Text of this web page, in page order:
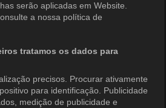
serão aplicadas em Website.
a nossa política de
tratamos os dados para
precisos. Procurar ativamente
para identificação. Publicidade
medição de publicidade e